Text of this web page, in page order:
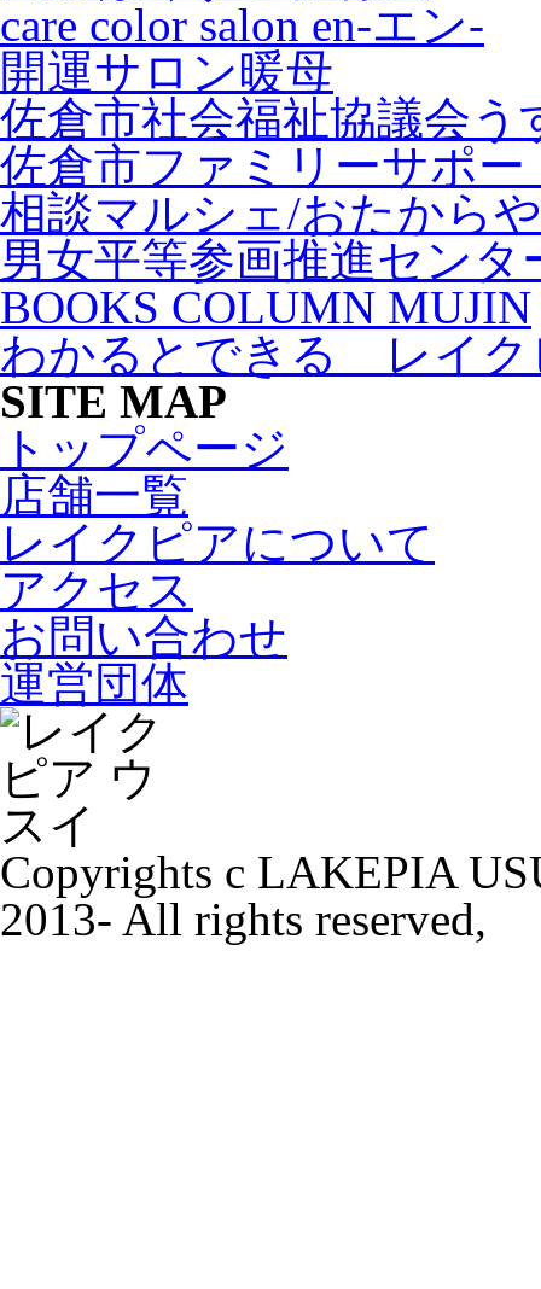
care color salon en-エン-
開運サロン暖母
佐倉市社会福祉協議会う
佐倉市ファミリーサポ
相談マルシェ/おたからや
男女平等参画推進センタ
BOOKS COLUMN MUJIN
わかるとできる レイク
SITE MAP
トップページ
店舗一覧
レイクピアについて
アクセス
お問い合わせ
運営団体
Copyrights c LAKEPIA
2013- All rights reserved,